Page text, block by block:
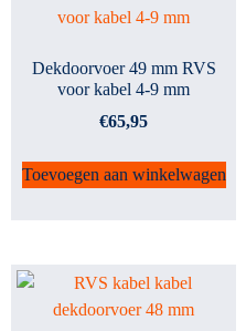
Dekdoorvoer 49 mm RVS
voor kabel 4-9 mm
€65,95
Toevoegen aan winkelwagen